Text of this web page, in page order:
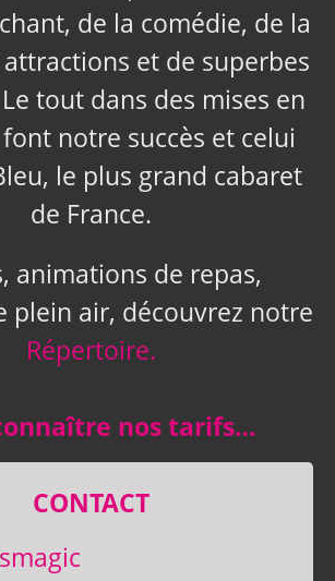
de la comédie, de la
et de superbes
tout dans des mises en
notre succès et celui
le plus grand cabaret
de France.
animations de repas,
plein air, découvrez notre
Répertoire.
nos tarifs…
CONTACT